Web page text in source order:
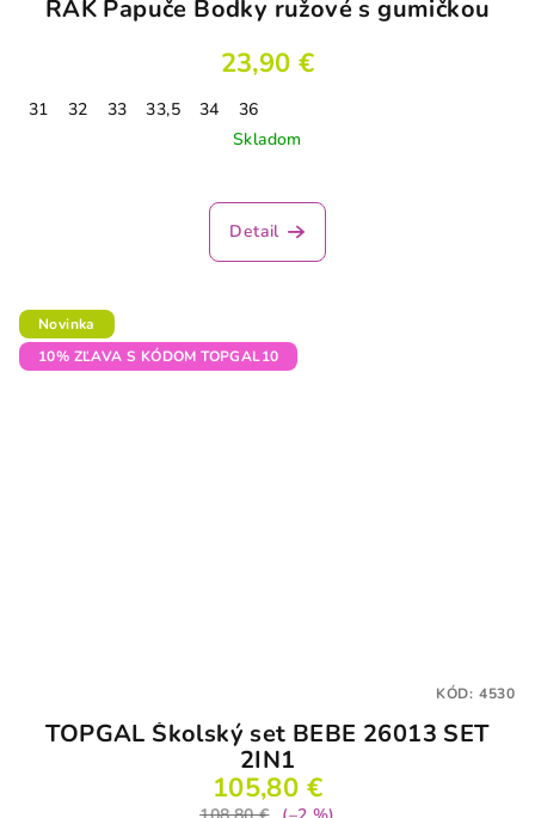
RAK Papuče Bodky ružové s gumičkou
23,90 €
31 32 33 33,5 34
36
Skladom
Detail
Novinka
10% ZĽAVA S KÓDOM TOPGAL10
TOPGAL Školský set BEBE 26013 SET
2IN1
105,80 €
KÓD: 4530